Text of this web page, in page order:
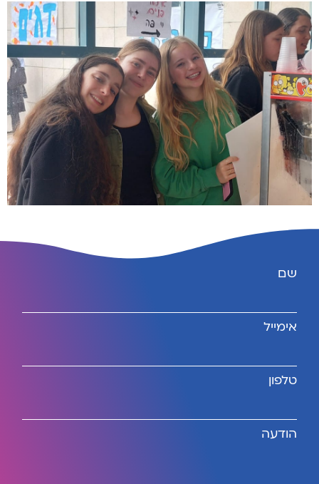
שם
אימייל
טלפון
הודעה